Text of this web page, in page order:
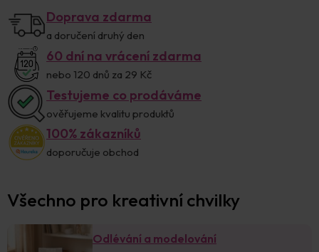
Doprava zdarma
a doručení druhý den
60 dní na vrácení zdarma
nebo 120 dnů za 29 Kč
Testujeme co prodáváme
ověřujeme kvalitu produktů
100% zákazníků
doporučuje obchod
Všechno pro kreativní chvilky
Odlévání a modelování